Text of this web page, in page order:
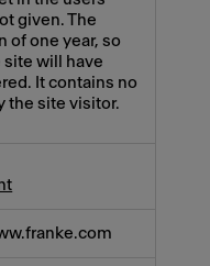
given. The
of one year, so
will have
It contains no
the site visitor.